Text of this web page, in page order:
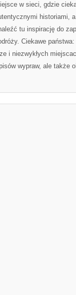
w sieci, gdzie
historiami,
tu inspirację do
Ciekawe
i niezwykłych
wypraw, ale także